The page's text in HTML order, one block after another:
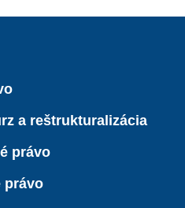
a reštrukturalizácia
právo
právo